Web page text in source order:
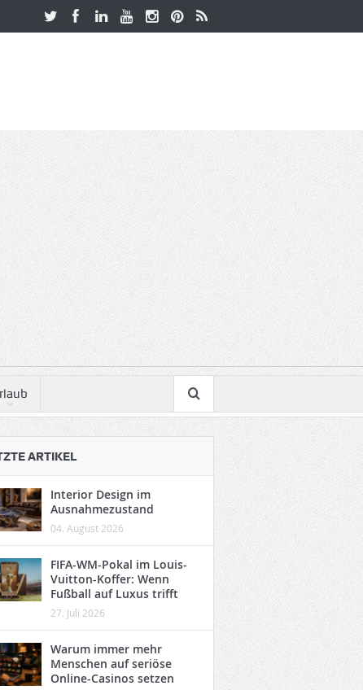
ARTIKEL
Interior Design im
Ausnahmezustand
04. August 2026
FIFA-WM-Pokal im Louis-
Vuitton-Koffer: Wenn
Fußball auf Luxus trifft
27. Juli 2026
Warum immer mehr
Menschen auf seriöse
Online-Casinos setzen